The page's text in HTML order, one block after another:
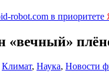
robot.com в приоритете
Климат, Наука, Новости